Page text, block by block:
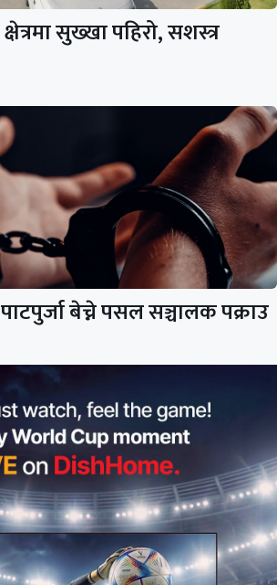
सुख्खा पहिरो, सशस्त्र
बेच्ने पसल सञ्चालक पक्राउ